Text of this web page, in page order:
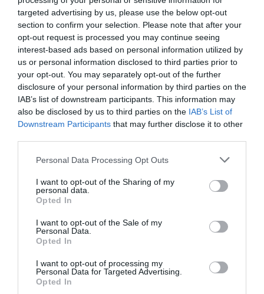
targeted advertising by us, please use the below opt-out
section to confirm your selection. Please note that after your
opt-out request is processed you may continue seeing
interest-based ads based on personal information utilized by
us or personal information disclosed to third parties prior to
your opt-out. You may separately opt-out of the further
disclosure of your personal information by third parties on the
IAB’s list of downstream participants. This information may
also be disclosed by us to third parties on the IAB’s List of
Downstream Participants that may further disclose it to other
Personal Data Processing Opt Outs
I want to opt-out of the Sharing of my
personal data.
Opted In
I want to opt-out of the Sale of my
Personal Data.
Opted In
I want to opt-out of processing my
Personal Data for Targeted Advertising.
Opted In
Ο ίδιος είχε αρνηθεί τις πιο σοβαρές κατηγορίες,
περιλαμβανομένων των βιασμών που η
εισαγγελία ισχυρίστηκε ότι έγιναν, ενώ τα
θύματα κοιμούνταν ή ήταν αναίσθητα, καθώς
υπεράσπισή του ζήτησε ποινή 18 μηνών για τις
υπόλοιπες κατηγορίες στις οποίες παραδέχθηκε
ενοχή, μεταξύ των οποίων μεταφορά 3,5 κιλών
μαριχουάνας, σωματικές επιθέσεις και απειλές.
Ο Χόιμπι, που βρίσκεται υπό κράτηση από την
1η Φεβρουαρίου, δεν παρέστη αυτοπροσώπως
στη δίκη για ιατρικούς λόγους, αλλά